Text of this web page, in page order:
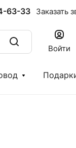
63-33 Заказать
Войти